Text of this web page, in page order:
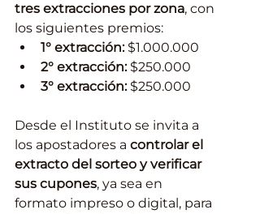
tres extracciones por zona, con
los siguientes premios:
1° extracción: $1.000.000
2° extracción: $250.000
3° extracción: $250.000
Desde el Instituto se invita a
los apostadores a controlar el
extracto del sorteo y verificar
sus cupones, ya sea en
formato impreso o digital, para